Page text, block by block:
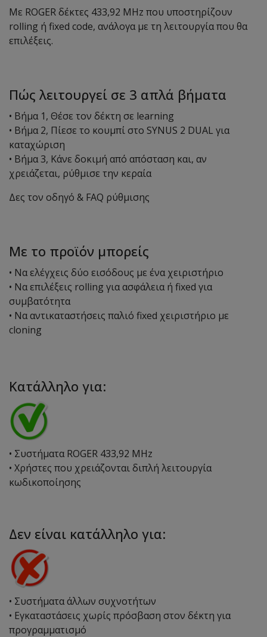
Με ROGER δέκτες 433,92 MHz που υποστηρίζουν
rolling ή fixed code, ανάλογα με τη λειτουργία που θα
επιλέξεις.
Πώς λειτουργεί σε 3 απλά βήματα
• Βήμα 1, Θέσε τον δέκτη σε learning
• Βήμα 2, Πίεσε το κουμπί στο SYNUS 2 DUAL για
καταχώριση
• Βήμα 3, Κάνε δοκιμή από απόσταση και, αν
χρειάζεται, ρύθμισε την κεραία
Δες τον οδηγό & FAQ ρύθμισης
Με το προϊόν μπορείς
• Να ελέγχεις δύο εισόδους με ένα χειριστήριο
• Να επιλέξεις rolling για ασφάλεια ή fixed για
συμβατότητα
• Να αντικαταστήσεις παλιό fixed χειριστήριο με
cloning
Κατάλληλο για:
• Συστήματα ROGER 433,92 MHz
• Χρήστες που χρειάζονται διπλή λειτουργία
κωδικοποίησης
Δεν είναι κατάλληλο για:
• Συστήματα άλλων συχνοτήτων
• Εγκαταστάσεις χωρίς πρόσβαση στον δέκτη για
προγραμματισμό